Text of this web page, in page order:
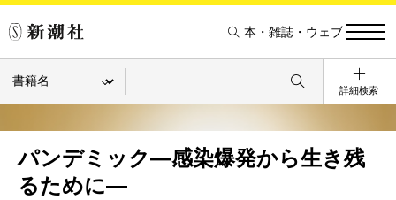
本・雑誌・ウェブ
詳細検索
パンデミック―感染爆発から生き残
るために―